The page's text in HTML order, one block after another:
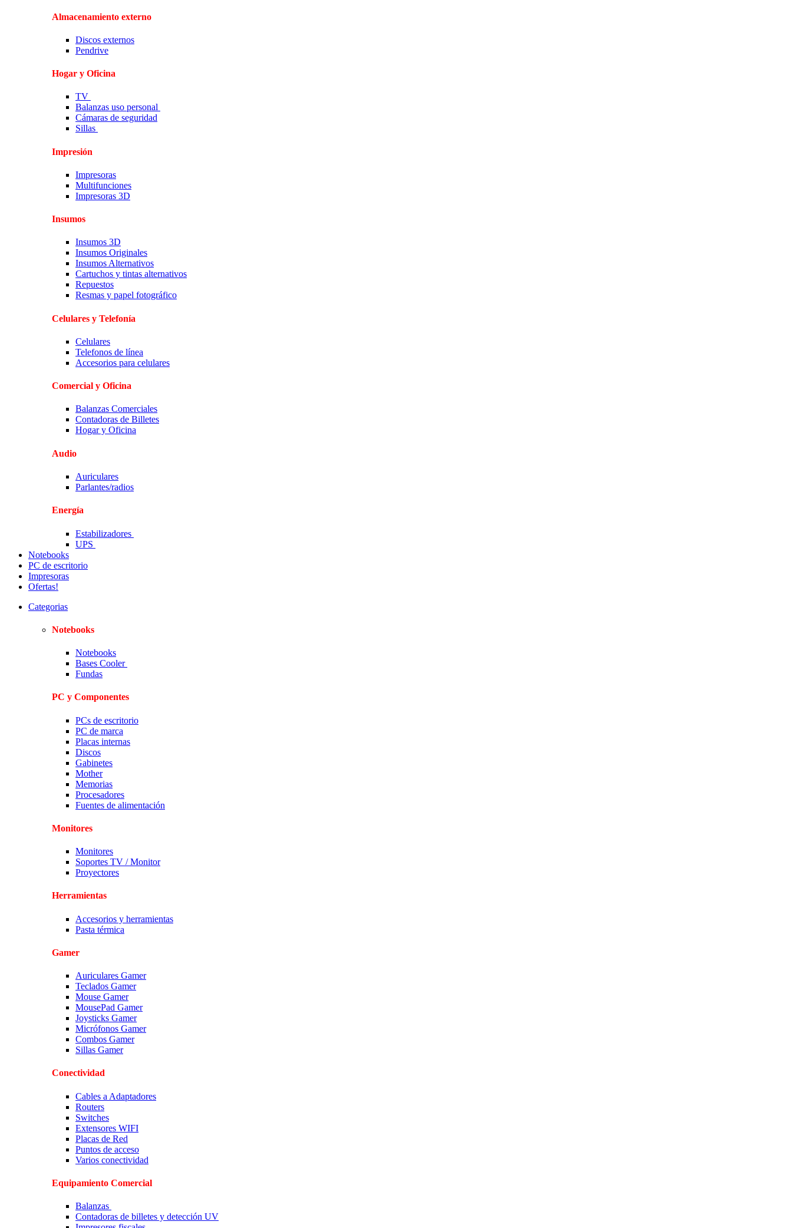
Almacenamiento externo
Discos externos
Pendrive
Hogar y Oficina
TV
Balanzas uso personal
Cámaras de seguridad
Sillas
Impresión
Impresoras
Multifunciones
Impresoras 3D
Insumos
Insumos 3D
Insumos Originales
Insumos Alternativos
Cartuchos y tintas alternativos
Repuestos
Resmas y papel fotográfico
Celulares y Telefonía
Celulares
Telefonos de línea
Accesorios para celulares
Comercial y Oficina
Balanzas Comerciales
Contadoras de Billetes
Hogar y Oficina
Audio
Auriculares
Parlantes/radios
Energía
Estabilizadores
UPS
Notebooks
PC de escritorio
Impresoras
Ofertas!
Categorias
Notebooks
Notebooks
Bases Cooler
Fundas
PC y Componentes
PCs de escritorio
PC de marca
Placas internas
Discos
Gabinetes
Mother
Memorias
Procesadores
Fuentes de alimentación
Monitores
Monitores
Soportes TV / Monitor
Proyectores
Herramientas
Accesorios y herramientas
Pasta térmica
Gamer
Auriculares Gamer
Teclados Gamer
Mouse Gamer
MousePad Gamer
Joysticks Gamer
Micrófonos Gamer
Combos Gamer
Sillas Gamer
Conectividad
Cables a Adaptadores
Routers
Switches
Extensores WIFI
Placas de Red
Puntos de acceso
Varios conectividad
Equipamiento Comercial
Balanzas
Contadoras de billetes y detección UV